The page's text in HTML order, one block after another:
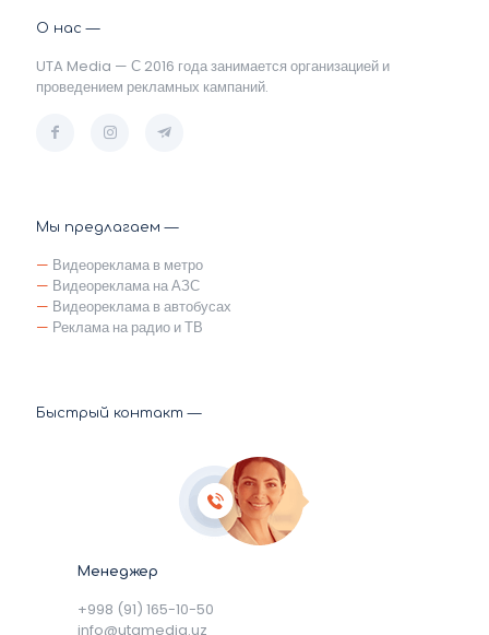
О нас —
UTA Media — С 2016 года занимается организацией и
проведением рекламных кампаний.
Мы предлагаем —
— Видеореклама в метро
— Видеореклама на АЗС
— Видеореклама в автобусах
— Реклама на радио и ТВ
Быстрый контакт —
Менеджер
+998 (91) 165-10-50
info@utamedia.uz